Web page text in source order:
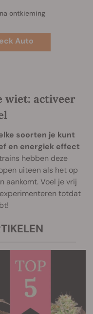
ontkieming
Auto
wiet: activeer
soorten je kunt
en energiek effect
hebben deze
uiteen als het op
aankomt. Voel je vrij
totdat